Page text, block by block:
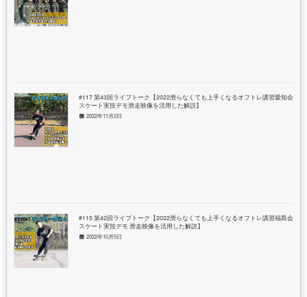
#117 第43回ライブトーク【2022滑らなくても上手くなるオフトレ講習愛知会場
スケート実技デモ滑走映像を活用した解説】
2022年11月2日
#115 第42回ライブトーク【2022滑らなくても上手くなるオフトレ講習福島会場
スケート実技デモ 滑走映像を活用した解説】
2022年10月5日